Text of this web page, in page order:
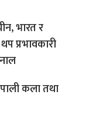
भारत र
प्रभावकारी
कला तथा